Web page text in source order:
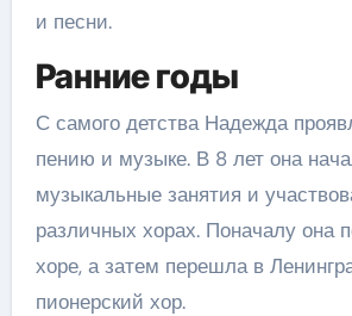
и песни.
Ранние годы
С самого детства Надежда
пению и музыке. В 8 лет она
музыкальные занятия и
различных хорах. Поначалу она
хоре, а затем перешла в
пионерский хор.